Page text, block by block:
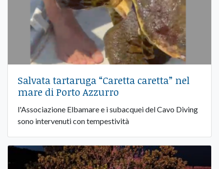
Salvata tartaruga “Caretta caretta” nel
mare di Porto Azzurro
l'Associazione Elbamare e i subacquei del Cavo Diving
sono intervenuti con tempestività